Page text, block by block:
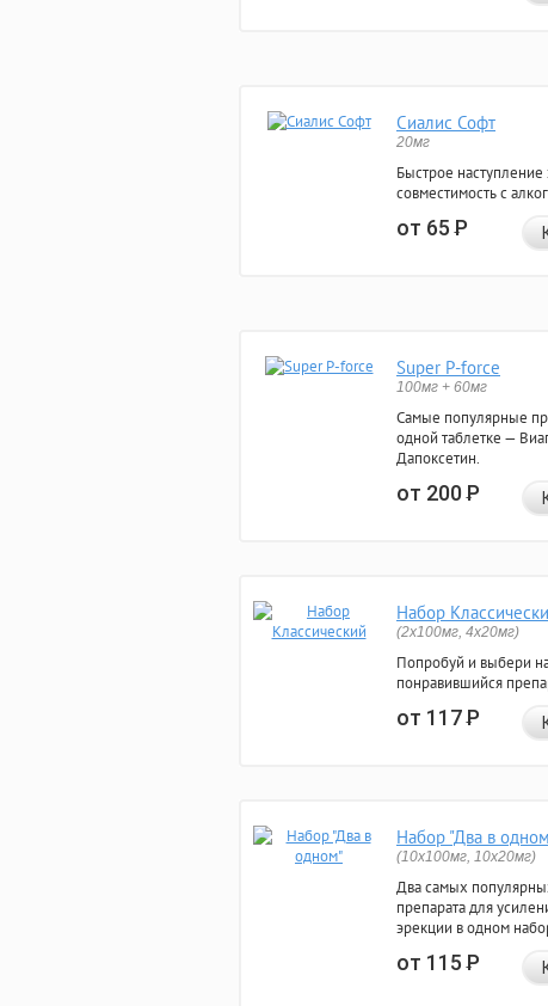
Сиалис Софт
20мг
Быстрое
совместимость с
от 65Р
Super P-force
100мг + 60мг
Самые популярные
одной таблетке —
Дапоксетин.
от 200Р
Набор
(2x100мг, 4x20мг)
Попробуй и выбери
понравившийся
от 117Р
Набор "Два в
(10x100мг, 10x20мг)
Два самых
препарата для
эрекции в одном
от 115Р